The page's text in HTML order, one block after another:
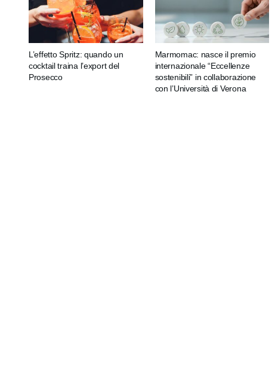
L’effetto Spritz: quando un
cocktail traina l’export del
Prosecco
Marmomac: nasce il premio
internazionale “Eccellenze
sostenibili” in collaborazione
con l’Università di Verona